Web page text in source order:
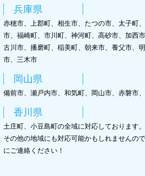
兵庫県
赤穂市、上郡町、相生市、たつの市、太子町
市、福崎町、市川町、神河町、高砂市、加西
古川市、播磨町、稲美町、朝来市、養父市、
市、三木市
岡山県
備前市、瀬戸内市、和気町、岡山市、赤磐市
香川県
土庄町、小豆島町の全域に対応しております。
その他の地域にも対応可能かもしれませんの
にご連絡ください！